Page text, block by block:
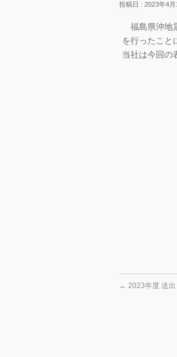
投稿日 : 2023年4月
福島県沖地
を行ったこと
当社は今回の
← 2023年度 送